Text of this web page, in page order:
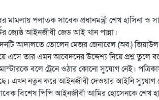
পলাতক সাবেক প্রধানমন্ত্রী শেখ হাসিনা ও
জ্যেষ্ঠ আইনজীবী জেড আই খান পান্না।
আদালতে তোলেন মেজর জেনারেল (অব.)
এসে তার এমন আবেদনের উদ্দেশ্য নিয়ে প্রশ্ন
বলে ট্রেনে ওঠার কোনো সুযোগ নেই।
এখন নতুন করে আইনজীবী দেওয়ার আইনি সুযোগ
পিপি আইনজীবী আমির হোসেনকে শেখ